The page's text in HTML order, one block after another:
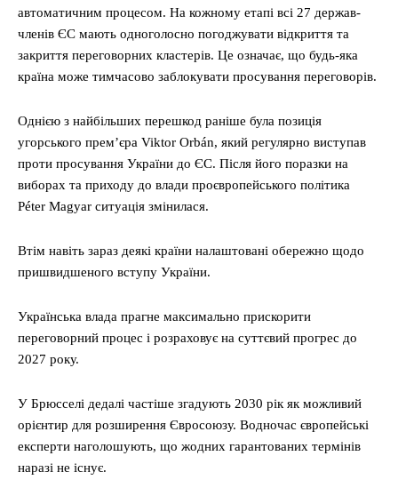
автоматичним процесом. На кожному етапі всі 27 держав-
членів ЄС мають одноголосно погоджувати відкриття та
закриття переговорних кластерів. Це означає, що будь-яка
країна може тимчасово заблокувати просування переговорів.
Однією з найбільших перешкод раніше була позиція
угорського прем’єра Viktor Orbán, який регулярно виступав
проти просування України до ЄС. Після його поразки на
виборах та приходу до влади проєвропейського політика
Péter Magyar ситуація змінилася.
Втім навіть зараз деякі країни налаштовані обережно щодо
пришвидшеного вступу України.
Українська влада прагне максимально прискорити
переговорний процес і розраховує на суттєвий прогрес до
2027 року.
У Брюсселі дедалі частіше згадують 2030 рік як можливий
орієнтир для розширення Євросоюзу. Водночас європейські
експерти наголошують, що жодних гарантованих термінів
наразі не існує.